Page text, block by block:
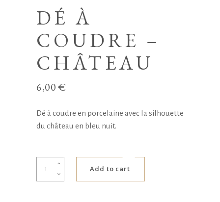
DÉ À
COUDRE –
CHÂTEAU
6,00€
Dé à coudre en porcelaine avec la silhouette
du château en bleu nuit.
Add to cart